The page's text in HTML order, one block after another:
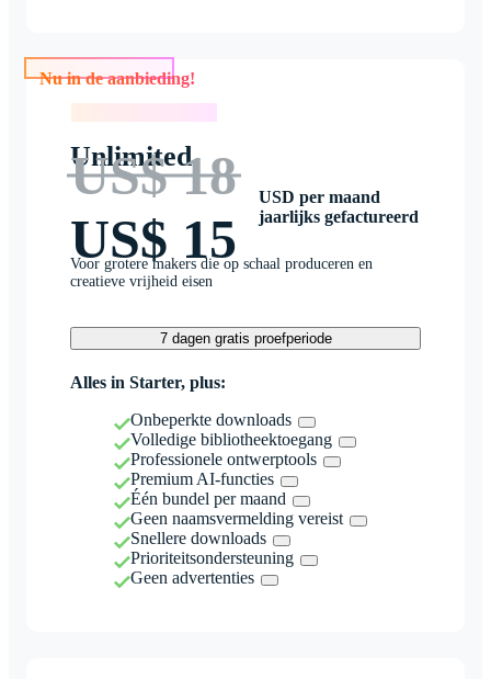
Nu in de aanbieding!
Unlimited
US$ 18
US$ 15
USD per maand
jaarlijks gefactureerd
Voor grotere makers die op schaal produceren en
creatieve vrijheid eisen
7 dagen gratis proefperiode
Alles in Starter, plus:
Onbeperkte downloads
Volledige bibliotheektoegang
Professionele ontwerptools
Premium AI-functies
Één bundel per maand
Geen naamsvermelding vereist
Snellere downloads
Prioriteitsondersteuning
Geen advertenties